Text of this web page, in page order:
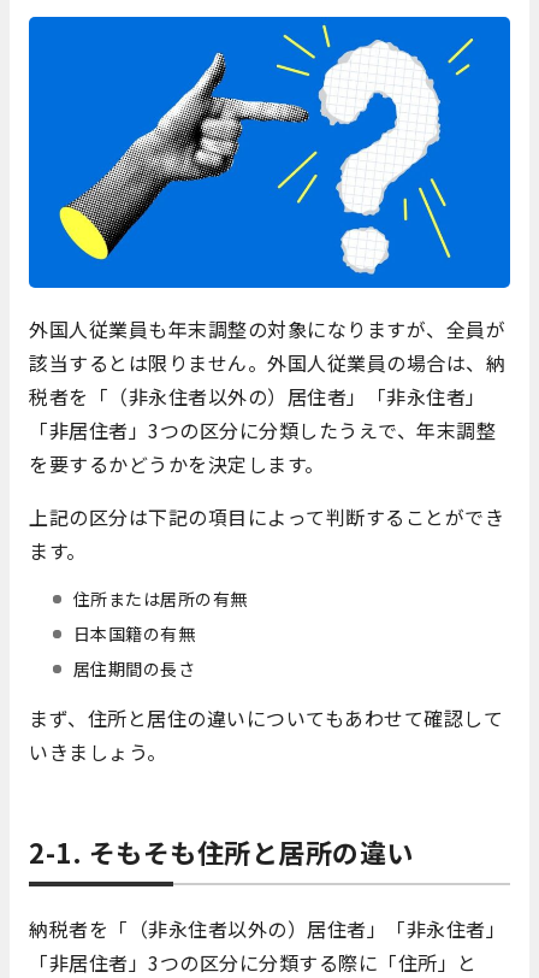
外国人従業員も年末調整の対象になりますが、全員が
該当するとは限りません。外国人従業員の場合は、納
税者を「（非永住者以外の）居住者」「非永住者」
「非居住者」3つの区分に分類したうえで、年末調整
を要するかどうかを決定します。
上記の区分は下記の項目によって判断することができ
ます。
住所または居所の有無
日本国籍の有無
居住期間の長さ
まず、住所と居住の違いについてもあわせて確認して
いきましょう。
2-1. そもそも住所と居所の違い
納税者を「（非永住者以外の）居住者」「非永住者」
「非居住者」3つの区分に分類する際に「住所」と